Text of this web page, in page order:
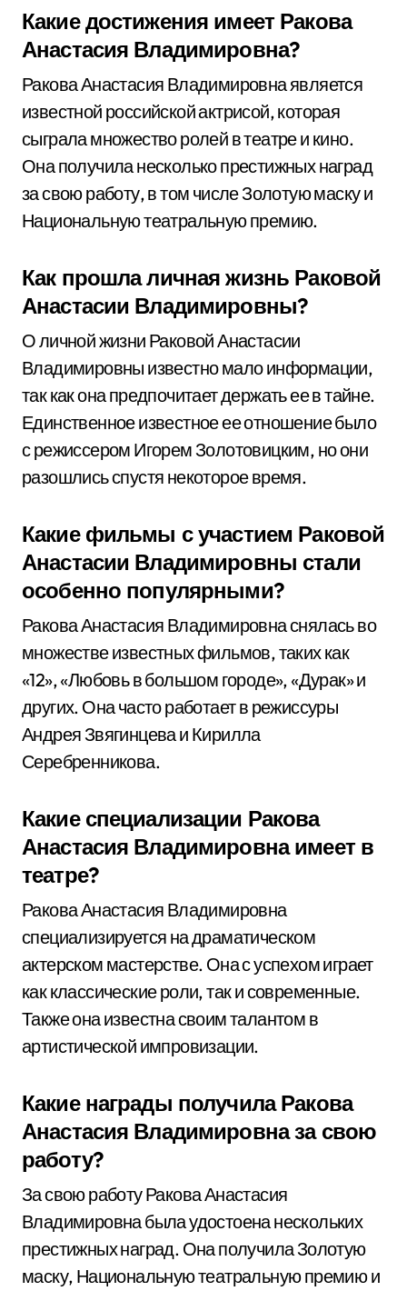
Какие достижения имеет Ракова
Анастасия Владимировна?
Ракова Анастасия Владимировна является
известной российской актрисой, которая
сыграла множество ролей в театре и кино.
Она получила несколько престижных наград
за свою работу, в том числе Золотую маску и
Национальную театральную премию.
Как прошла личная жизнь Раковой
Анастасии Владимировны?
О личной жизни Раковой Анастасии
Владимировны известно мало информации,
так как она предпочитает держать ее в тайне.
Единственное известное ее отношение было
с режиссером Игорем Золотовицким, но они
разошлись спустя некоторое время.
Какие фильмы с участием Раковой
Анастасии Владимировны стали
особенно популярными?
Ракова Анастасия Владимировна снялась во
множестве известных фильмов, таких как
«12», «Любовь в большом городе», «Дурак» и
других. Она часто работает в режиссуры
Андрея Звягинцева и Кирилла
Серебренникова.
Какие специализации Ракова
Анастасия Владимировна имеет в
театре?
Ракова Анастасия Владимировна
специализируется на драматическом
актерском мастерстве. Она с успехом играет
как классические роли, так и современные.
Также она известна своим талантом в
артистической импровизации.
Какие награды получила Ракова
Анастасия Владимировна за свою
работу?
За свою работу Ракова Анастасия
Владимировна была удостоена нескольких
престижных наград. Она получила Золотую
маску, Национальную театральную премию и